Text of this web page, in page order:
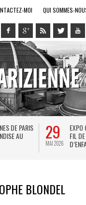
MOI QUI SOMMES-
DE PARIS
AU
29
MAI 2026
EXPO
FIL
BLONDEL